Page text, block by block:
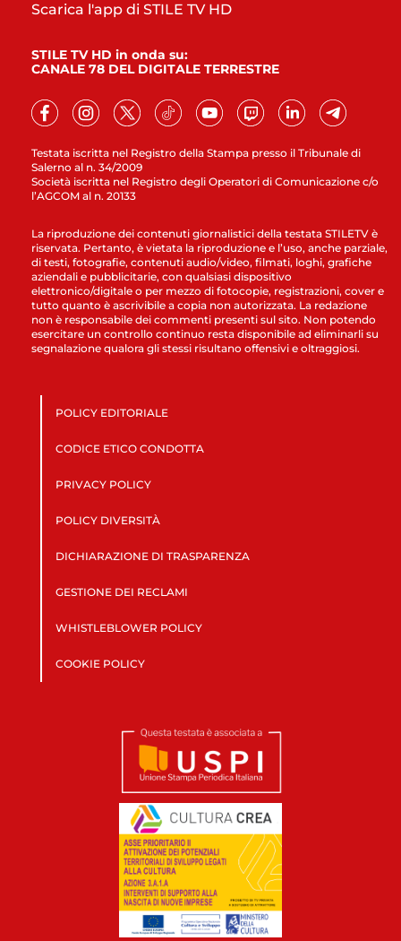
Testata iscritta nel Registro della Stampa presso il Tribunale di
Salerno al n. 34/2009
Società iscritta nel Registro degli Operatori di Comunicazione c/o
l’AGCOM al n. 20133
Scarica l'app di STILE TV HD
STILE TV HD in onda su:
CANALE 78 DEL DIGITALE TERRESTRE
La riproduzione dei contenuti giornalistici della testata STILETV è
riservata. Pertanto, è vietata la riproduzione e l’uso, anche parziale,
di testi, fotografie, contenuti audio/video, filmati, loghi, grafiche
aziendali e pubblicitarie, con qualsiasi dispositivo
elettronico/digitale o per mezzo di fotocopie, registrazioni, cover e
tutto quanto è ascrivibile a copia non autorizzata. La redazione
non è responsabile dei commenti presenti sul sito. Non potendo
esercitare un controllo continuo resta disponibile ad eliminarli su
segnalazione qualora gli stessi risultano offensivi e oltraggiosi.
POLICY EDITORIALE
CODICE ETICO CONDOTTA
PRIVACY POLICY
POLICY DIVERSITÀ
DICHIARAZIONE DI TRASPARENZA
GESTIONE DEI RECLAMI
WHISTLEBLOWER POLICY
COOKIE POLICY